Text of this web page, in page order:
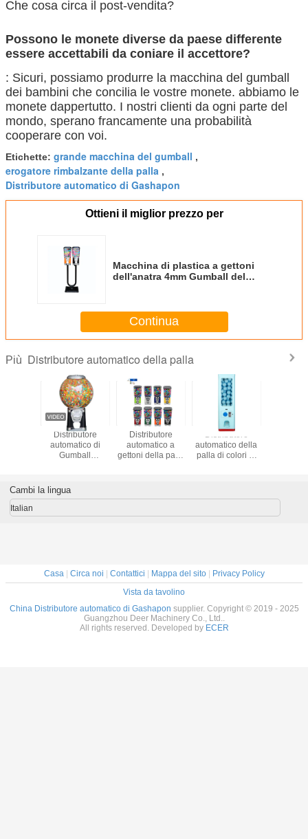
Che cosa circa il post-vendita?
Possono le monete diverse da paese differente
essere accettabili da coniare il accettore?
: Sicuri, possiamo produrre la macchina del gumball
dei bambini che concilia le vostre monete. abbiamo le
monete dappertutto. I nostri clienti da ogni parte del
mondo, sperano francamente una probabilità
cooperare con voi.
Etichette: grande macchina del gumball ,
erogatore rimbalzante della palla ,
Distributore automatico di Gashapon
Ottieni il miglior prezzo per
Macchina di plastica a gettoni
dell'anatra 4mm Gumball del
Continua
Più Distributore automatico della palla
Distributore
automatico di
Gumball
Distributore
automatico a
gettoni della palla
Distributore
automatico della
palla di colori di
credito di QR
una garanzia da 1
Cambi la lingua
Italian
Casa| Circa noi | Contattici | Mappa del sito| Privacy Policy
Vista da tavolino
China Distributore automatico di Gashapon supplier. Copyright © 2019 - 2025
Guangzhou Deer Machinery Co., Ltd..
All rights reserved. Developed by ECER